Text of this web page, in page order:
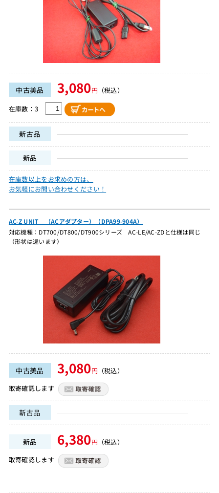
中古美品 3,080円 （税込）
在庫数：3
新古品
新品
在庫数以上をお求めの方は、
お気軽にお問い合わせください！
AC-Z UNIT （ACアダプター）（DPA99-904A）
対応機種：DT700/DT800/DT900シリーズ AC-LE/AC-ZDと仕様は同じ
（形状は違います）
中古美品 3,080円 （税込）
取寄確認します
新古品
新品 6,380円 （税込）
取寄確認します